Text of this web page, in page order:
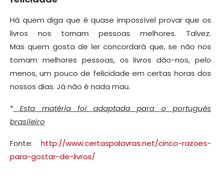
Há quem diga que é quase impossível provar que os
livros nos tornam pessoas melhores. Talvez.
Mas quem gosta de ler concordará que, se não nos
tornam melhores pessoas, os livros dão-nos, pelo
menos, um pouco de felicidade em certas horas dos
nossos dias. Já não é nada mau.
* Esta matéria foi adaptada para o português
brasileiro
Fonte: http://www.certaspalavras.net/cinco-razoes-
para-gostar-de-livros/